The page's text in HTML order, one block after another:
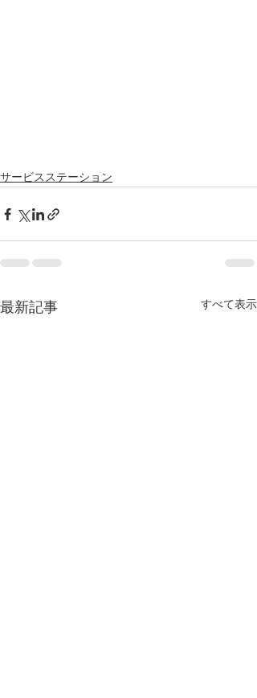
サービスステーション
最新記事 すべて表示